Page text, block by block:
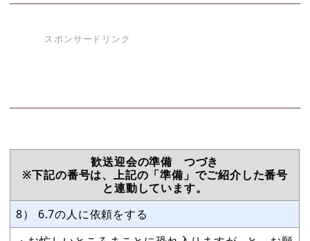
スポンサードリンク
歓送迎会の準備 つづき
※下記の番号は、上記の「準備」でご紹介した番号
と連動しています。
8） 6.7の人に依頼をする